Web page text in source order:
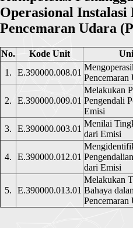
Operasional Instalasi
Pencemaran Udara
No. Kode Unit
1.
E.390000.008.01
Pencemaran
2. E.390000.009.01
Melakukan
Pengendali
Emisi
3.
E.390000.003.01
Menilai
dari Emisi
4. E.390000.012.01
dari Emisi
5. E.390000.013.01
Melakukan
Bahaya
Pencemaran